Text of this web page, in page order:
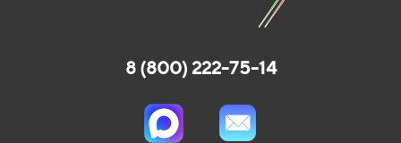
8 (800) 222-75-14